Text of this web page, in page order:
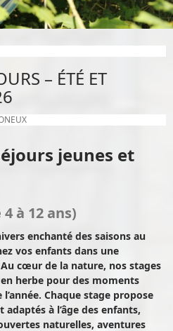
– ÉTÉ ET
jeunes et
4 à 12 ans)
enchanté des saisons au
vos enfants dans une
cœur de la nature, nos stages
herbe pour des moments
Chaque stage propose
à l’âge des enfants,
naturelles, aventures